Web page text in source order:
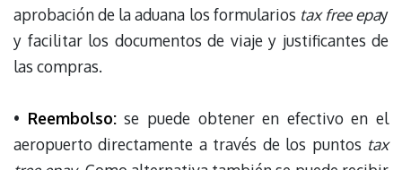
aprobación de la aduana los formularios tax free epay
y facilitar los documentos de viaje y justificantes de
las compras.
• Reembolso:se puede obtener en efectivo en el
aeropuerto directamente a través de los puntos tax